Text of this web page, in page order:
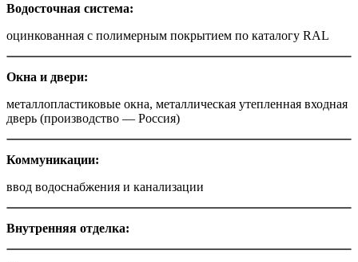
Водосточная система:
оцинкованная с полимерным покрытием по каталогу RAL
Окна и двери:
металлопластиковые окна, металлическая утепленная входная
дверь (производство — Россия)
Коммуникации:
ввод водоснабжения и канализации
Внутренняя отделка: